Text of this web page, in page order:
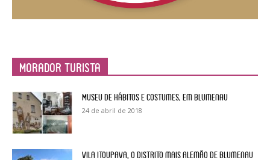
Morador Turista
Museu de Hábitos e Costumes, em Blumenau
24 de abril de 2018
Vila Itoupava, o Distrito mais alemão de Blumenau